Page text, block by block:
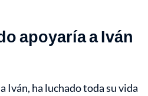
apoyaría a Iván
Iván, ha luchado toda su vida